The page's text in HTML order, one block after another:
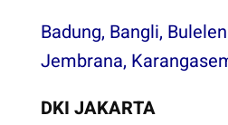
Badung, Bangli,
Jembrana,
DKI JAKARTA